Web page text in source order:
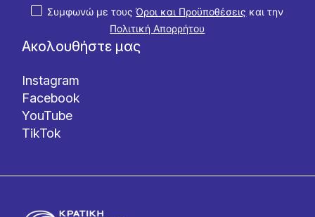
Ακολουθήστε μας
Instagram
Facebook
YouTube
TikTok
Συμφωνώ με τουςΌροι και Προϋποθέσεις και την
Πολιτική Απορρήτου